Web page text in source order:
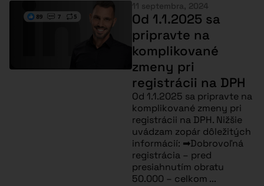
11 septembra, 2024
Od 1.1.2025 sa
pripravte na
komplikované
zmeny pri
registrácii na DPH
Od 1.1.2025 sa pripravte na
komplikované zmeny pri
registrácii na DPH. Nižšie
uvádzam zopár dôležitých
informácií: ➡Dobrovoľná
registrácia – pred
presiahnutím obratu
50.000 – celkom ...